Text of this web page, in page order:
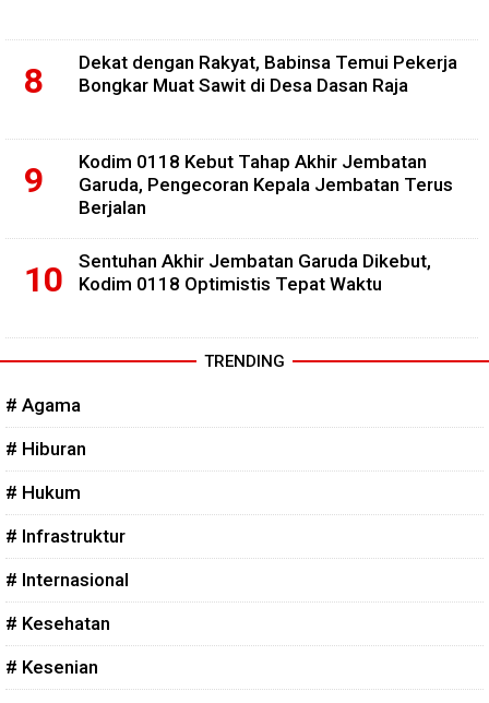
Dekat dengan Rakyat, Babinsa Temui Pekerja
Bongkar Muat Sawit di Desa Dasan Raja
Kodim 0118 Kebut Tahap Akhir Jembatan
Garuda, Pengecoran Kepala Jembatan Terus
Berjalan
Sentuhan Akhir Jembatan Garuda Dikebut,
Kodim 0118 Optimistis Tepat Waktu
TRENDING
# Agama
# Hiburan
# Hukum
# Infrastruktur
# Internasional
# Kesehatan
# Kesenian